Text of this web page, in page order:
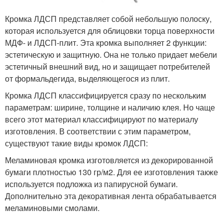
Кромка ЛДСП представляет собой небольшую полоску,
которая используется для облицовки торца поверхности
МДФ- и ЛДСП-плит. Эта кромка выполняет 2 функции:
эстетическую и защитную. Она не только придает мебели
эстетичный внешний вид, но и защищает потребителей
от формальдегида, выделяющегося из плит.
Кромка ЛДСП классифицируется сразу по нескольким
параметрам: ширине, толщине и наличию клея. Но чаще
всего этот материал классифицируют по материалу
изготовления. В соответствии с этим параметром,
существуют такие виды кромок ЛДСП:
Меламиновая кромка изготовляется из декорированной
бумаги плотностью 130 гр/м2. Для ее изготовления также
используется подложка из папирусной бумаги.
Дополнительно эта декоративная лента обрабатывается
меламиновыми смолами.